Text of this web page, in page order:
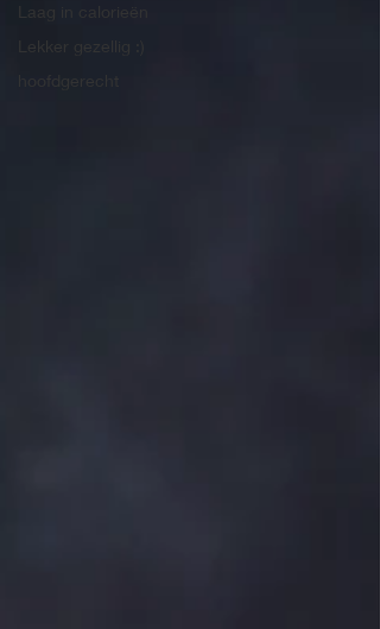
Laag in calorieën
Lekker gezellig :)
hoofdgerecht